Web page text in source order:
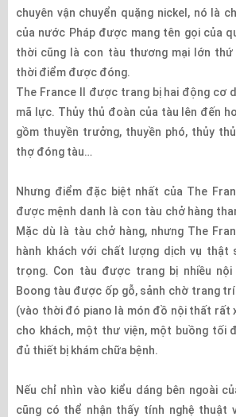
chuyên vận chuyển quặng nickel, nó là
của nước Pháp được mang tên gọi của
thời cũng là con tàu thương mại lớn
thời điểm được đóng.
The France II được trang bị hai động cơ
mã lực. Thủy thủ đoàn của tàu lên đến
gồm thuyền trưởng, thuyền phó, thủy
thợ đóng tàu…
Nhưng điểm đặc biệt nhất của The
được mệnh danh là con tàu chở hàng
Mặc dù là tàu chở hàng, nhưng The
hành khách với chất lượng dịch vụ thật
trọng. Con tàu được trang bị nhiều
Boong tàu được ốp gỗ, sảnh chờ trang
(vào thời đó piano là món đồ nội thất rất
cho khách, một thư viện, một buồng tối
đủ thiết bị khám chữa bệnh.
Nếu chỉ nhìn vào kiểu dáng bên ngoài
cũng có thể nhận thấy tính nghệ thuật